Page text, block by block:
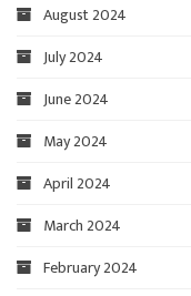
August 2024
July 2024
June 2024
May 2024
April 2024
March 2024
February 2024